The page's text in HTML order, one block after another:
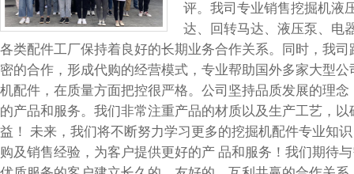
评。我司专业销售挖掘机液
达、回转马达、液压泵、电
各类配件工厂保持着良好的长期业务合作关系。同时，我
密的合作，形成代购的经营模式，专业帮助国外多家大型
机配件，在质量方面把控很严格。公司坚持品质发展的理
的产品和服务。我们非常注重产品的材质以及生产工艺，
益！ 未来，我们将不断努力学习更多的挖掘机配件专业知
购及销售经验，为客户提供更好的产 品和服务！我们期待